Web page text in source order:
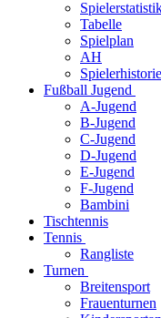
Tabelle
Spielplan
AH
Spielerhistorie
Fußball Jugend
A-Jugend
B-Jugend
C-Jugend
D-Jugend
E-Jugend
F-Jugend
Bambini
Tischtennis
Tennis
Rangliste
Turnen
Breitensport
Frauenturnen